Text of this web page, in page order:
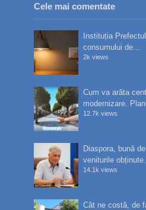
Cele mai comentate
Instituția
consumului de...
2k views
Cum va arăta
modernizare.
12.7k views
Diaspora, bună
veniturile obținute...
14.1k views
Cât ne costă, de